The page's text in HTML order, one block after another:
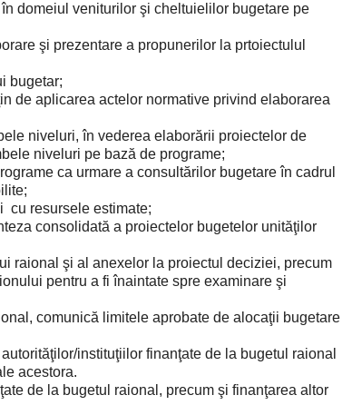
domeiul veniturilor şi cheltuielilor bugetare pe
şi prezentare a propunerilor la prtoiectulul
bugetar;
de aplicarea actelor normative privind elaborarea
niveluri, în vederea elaborării proiectelor de
niveluri pe bază de programe;
ca urmare a consultărilor bugetare în cadrul
cu resursele estimate;
consolidată a proiectelor bugetelor unităţilor
raional şi al anexelor la proiectul deciziei, precum
pentru a fi înaintate spre examinare şi
comunică limitele aprobate de alocaţii bugetare
instituţiilor finanţate de la bugetul raional
acestora.
de la bugetul raional, precum şi finanţarea altor